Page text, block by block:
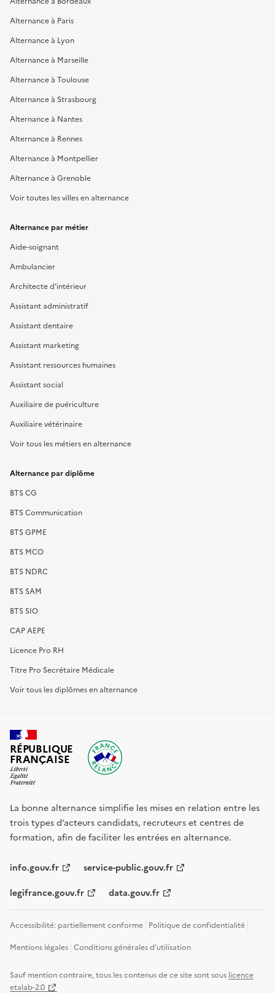
Alternance à Paris
Alternance à Lyon
Alternance à Marseille
Alternance à Toulouse
Alternance à Strasbourg
Alternance à Nantes
Alternance à Rennes
Alternance à Montpellier
Alternance à Grenoble
Voir toutes les villes en alternance
Alternance par métier
Aide-soignant
Ambulancier
Architecte d'intérieur
Assistant administratif
Assistant dentaire
Assistant marketing
Assistant ressources humaines
Assistant social
Auxiliaire de puériculture
Auxiliaire vétérinaire
Voir tous les métiers en alternance
Alternance par diplôme
BTS CG
BTS Communication
BTS GPME
BTS MCO
BTS NDRC
BTS SAM
BTS SIO
CAP AEPE
Licence Pro RH
Titre Pro Secrétaire Médicale
Voir tous les diplômes en alternance
RÉPUBLIQUE
FRANÇAISE
La bonne alternance simplifie les mises en relation entre les
trois types d’acteurs candidats, recruteurs et centres de
formation, afin de faciliter les entrées en alternance.
info.gouv.fr service-public.gouv.fr
legifrance.gouv.fr data.gouv.fr
Accessibilité: partiellement conforme Politique de confidentialité
Mentions légales Conditions générales d'utilisation
Sauf mention contraire, tous les contenus de ce site sont sous licence
etalab-2.0